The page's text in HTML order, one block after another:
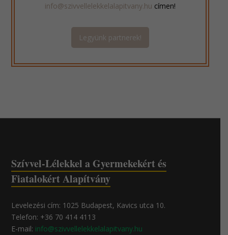
info@szivvellelekkelalapitvany.hu címen!
Legyünk partnerek!
Szívvel-Lélekkel a Gyermekekért és
Fiatalokért Alapítvány
Levelezési cím: 1025 Budapest, Kavics utca 10.
Telefon: +36 70 414 4113
E-mail: info@szivvellelekkelalapitvany.hu